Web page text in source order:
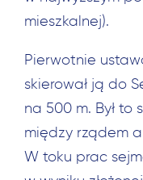
mieszkalnej).
Pierwotnie
skierował ją do
na 500 m. Był to
między rządem
W toku prac